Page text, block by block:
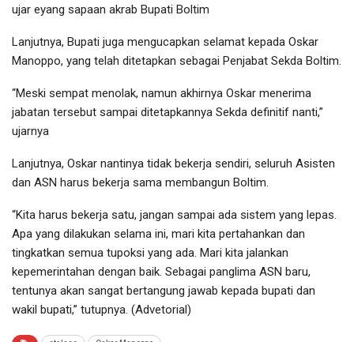
ujar eyang sapaan akrab Bupati Boltim
Lanjutnya, Bupati juga mengucapkan selamat kepada Oskar
Manoppo, yang telah ditetapkan sebagai Penjabat Sekda Boltim.
“Meski sempat menolak, namun akhirnya Oskar menerima
jabatan tersebut sampai ditetapkannya Sekda definitif nanti,”
ujarnya
Lanjutnya, Oskar nantinya tidak bekerja sendiri, seluruh Asisten
dan ASN harus bekerja sama membangun Boltim.
“Kita harus bekerja satu, jangan sampai ada sistem yang lepas.
Apa yang dilakukan selama ini, mari kita pertahankan dan
tingkatkan semua tupoksi yang ada. Mari kita jalankan
kepemerintahan dengan baik. Sebagai panglima ASN baru,
tentunya akan sangat bertangung jawab kepada bupati dan
wakil bupati,” tutupnya. (Advetorial)